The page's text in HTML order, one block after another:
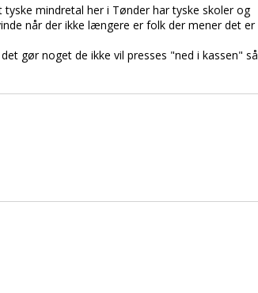
mindretal her i Tønder har tyske skoler og
når der ikke længere er folk der mener det er
gør noget de ikke vil presses "ned i kassen" så